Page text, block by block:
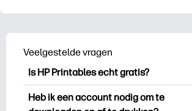
Veelgestelde vragen
Is HP Printables echt gratis?
HP Printables biedt meer dan 2.500
gratis printables om te downloaden en
Heb ik een account nodig om te